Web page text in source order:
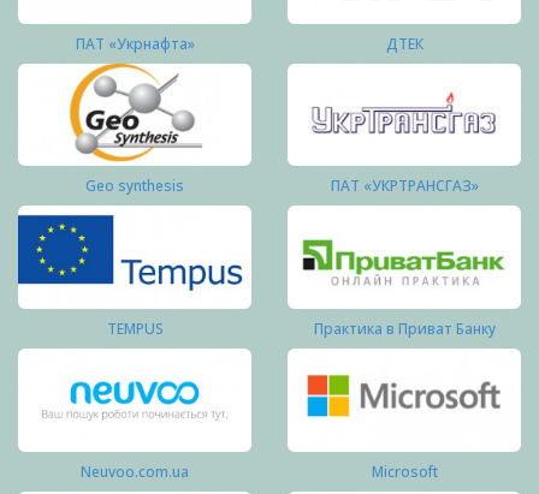
ПАТ «Укрнафта» ДТЕК
Geo synthesis ПАТ «УКРТРАНСГАЗ»
TEMPUS Практика в Приват Банку
Neuvoo.com.ua Microsoft